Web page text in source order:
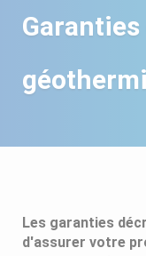
Les garanties
d'assurer votre